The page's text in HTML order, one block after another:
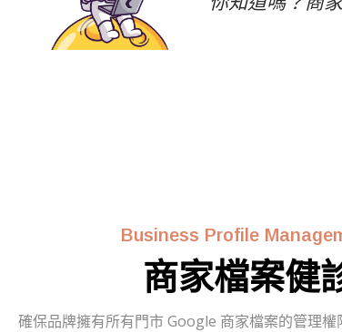
Business Profile
商家檔案健
確保品牌擁有所有門市 Google 商家檔案的管理